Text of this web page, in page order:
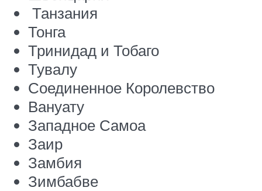
Танзания
Тонга
Тринидад и Тобаго
Тувалу
Соединенное Королевство
Вануату
Западное Самоа
Заир
Замбия
Зимбабве